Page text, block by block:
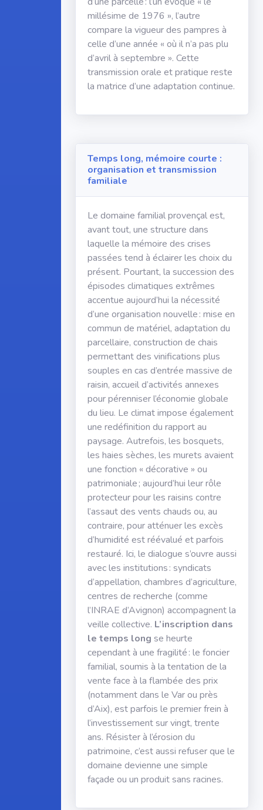
millésime de 1976 », l’autre
compare la vigueur des pampres à
celle d’une année « où il n’a pas plu
d’avril à septembre ». Cette
transmission orale et pratique reste
la matrice d’une adaptation continue.
Temps long, mémoire courte :
organisation et transmission
familiale
Le domaine familial provençal est,
avant tout, une structure dans
laquelle la mémoire des crises
passées tend à éclairer les choix du
présent. Pourtant, la succession des
épisodes climatiques extrêmes
accentue aujourd’hui la nécessité
d’une organisation nouvelle : mise en
commun de matériel, adaptation du
parcellaire, construction de chais
permettant des vinifications plus
souples en cas d’entrée massive de
raisin, accueil d’activités annexes
pour pérenniser l’économie globale
du lieu. Le climat impose également
une redéfinition du rapport au
paysage. Autrefois, les bosquets,
les haies sèches, les murets avaient
une fonction « décorative » ou
patrimoniale ; aujourd’hui leur rôle
protecteur pour les raisins contre
l’assaut des vents chauds ou, au
contraire, pour atténuer les excès
d’humidité est réévalué et parfois
restauré. Ici, le dialogue s’ouvre aussi
avec les institutions : syndicats
d’appellation, chambres d’agriculture,
centres de recherche (comme
l’INRAE d’Avignon) accompagnent la
veille collective. L’inscription dans
le temps long se heurte
cependant à une fragilité : le foncier
familial, soumis à la tentation de la
vente face à la flambée des prix
(notamment dans le Var ou près
d’Aix), est parfois le premier frein à
l’investissement sur vingt, trente
ans. Résister à l’érosion du
patrimoine, c’est aussi refuser que le
domaine devienne une simple
façade ou un produit sans racines.